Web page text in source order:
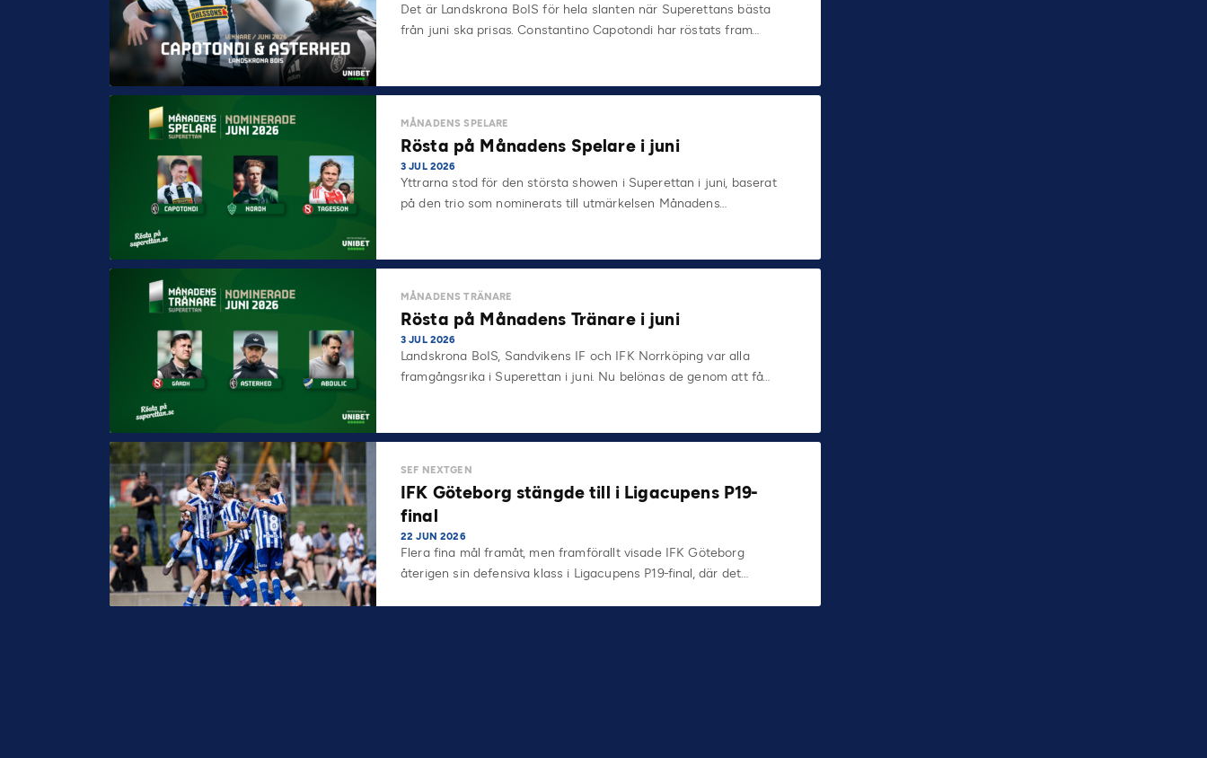
Det är Landskrona BoIS för hela slanten när Superettans bästa
från juni ska prisas. Constantino Capotondi har röstats fram…
MÅNADENS SPELARE
Rösta på Månadens Spelare i juni
3 JUL 2026
Yttrarna stod för den största showen i Superettan i juni, baserat
på den trio som nominerats till utmärkelsen Månadens…
MÅNADENS TRÄNARE
Rösta på Månadens Tränare i juni
3 JUL 2026
Landskrona BoIS, Sandvikens IF och IFK Norrköping var alla
framgångsrika i Superettan i juni. Nu belönas de genom att få…
SEF NEXTGEN
IFK Göteborg stängde till i Ligacupens P19-
final
22 JUN 2026
Flera fina mål framåt, men framförallt visade IFK Göteborg
återigen sin defensiva klass i Ligacupens P19-final, där det…